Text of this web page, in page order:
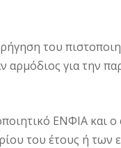
του
αρμόδιος για την
ΕΝΦΙΑ και
του έτους ή των